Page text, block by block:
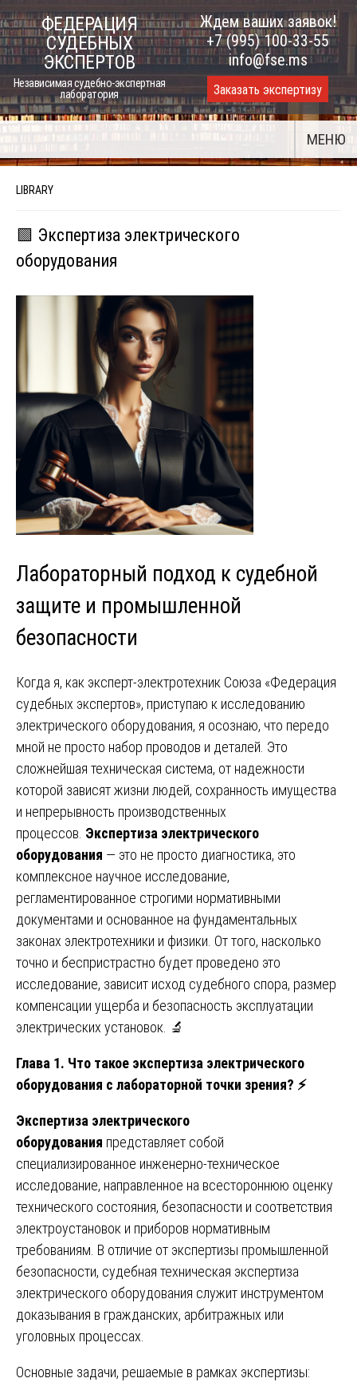
Skip
to
content
ФЕДЕРАЦИЯ
СУДЕБНЫХ
ЭКСПЕРТОВ
Независимая судебно-экспертная
лаборатория
Ждем ваших заявок!
+7 (995) 100-33-55
info@fse.ms
Заказать экспертизу
МЕНЮ
LIBRARY
🟩 Экспертиза электрического
оборудования
Лабораторный подход к судебной
защите и промышленной
безопасности
Когда я, как эксперт-электротехник Союза «Федерация
судебных экспертов», приступаю к исследованию
электрического оборудования, я осознаю, что передо
мной не просто набор проводов и деталей. Это
сложнейшая техническая система, от надежности
которой зависят жизни людей, сохранность имущества
и непрерывность производственных
процессов. Экспертиза электрического
оборудования — это не просто диагностика, это
комплексное научное исследование,
регламентированное строгими нормативными
документами и основанное на фундаментальных
законах электротехники и физики. От того, насколько
точно и беспристрастно будет проведено это
исследование, зависит исход судебного спора, размер
компенсации ущерба и безопасность эксплуатации
электрических установок. 🔬
Глава 1. Что такое экспертиза электрического
оборудования с лабораторной точки зрения? ⚡
Экспертиза электрического
оборудования представляет собой
специализированное инженерно-техническое
исследование, направленное на всестороннюю оценку
технического состояния, безопасности и соответствия
электроустановок и приборов нормативным
требованиям. В отличие от экспертизы промышленной
безопасности, судебная техническая экспертиза
электрического оборудования служит инструментом
доказывания в гражданских, арбитражных или
уголовных процессах.
Основные задачи, решаемые в рамках экспертизы: